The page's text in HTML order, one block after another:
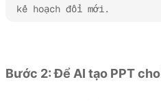
kế hoạch đổi mới.
Bước 2: Để AI tạo PPT